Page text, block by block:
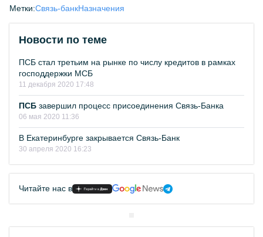
Метки:Связь-банкНазначения
Новости по теме
ПСБ стал третьим на рынке по числу кредитов в рамках
господдержки МСБ
11 декабря 2020 17:48
ПСБ завершил процесс присоединения Связь-Банка
06 мая 2020 11:36
В Екатеринбурге закрывается Связь-Банк
30 апреля 2020 16:23
Читайте нас в